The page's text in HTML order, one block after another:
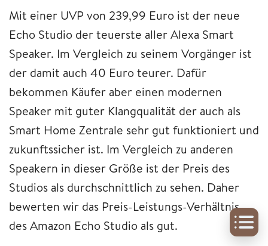
Mit einer UVP von 239,99 Euro ist der neue
Echo Studio der teuerste aller Alexa Smart
Speaker. Im Vergleich zu seinem Vorgänger ist
der damit auch 40 Euro teurer. Dafür
bekommen Käufer aber einen modernen
Speaker mit guter Klangqualität der auch als
Smart Home Zentrale sehr gut funktioniert und
zukunftssicher ist. Im Vergleich zu anderen
Speakern in dieser Größe ist der Preis des
Studios als durchschnittlich zu sehen. Daher
bewerten wir das Preis-Leistungs-Verhältnis
des Amazon Echo Studio als gut.